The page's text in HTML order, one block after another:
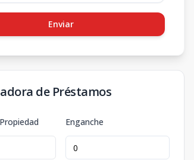
Enviar
de Préstamos
Enganche